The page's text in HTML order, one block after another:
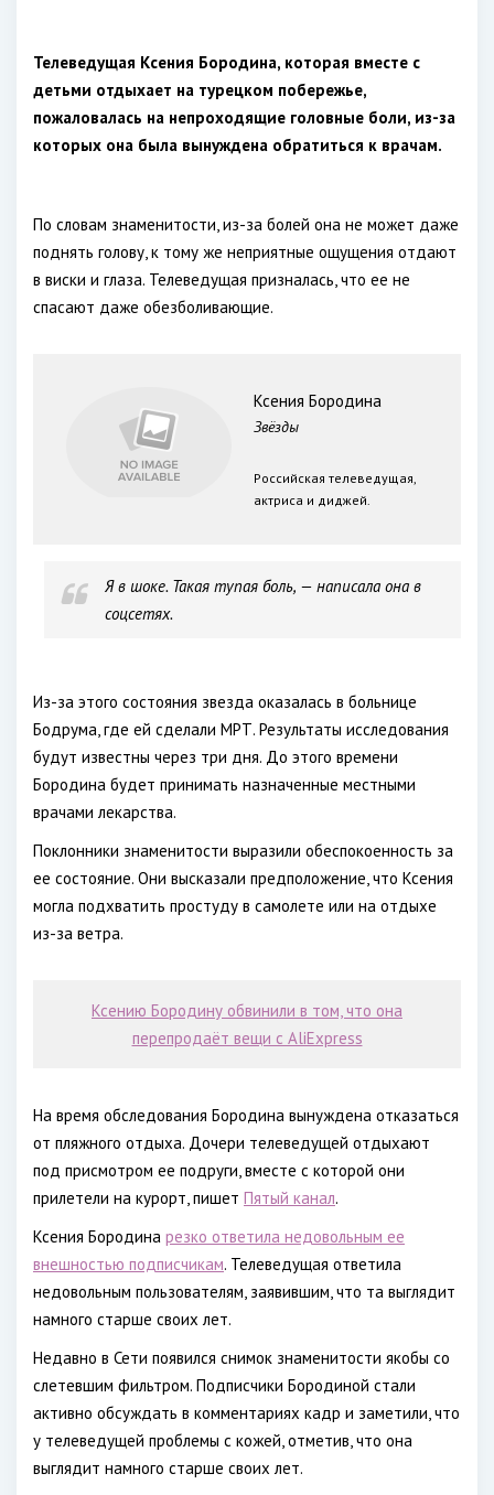
Телеведущая Ксения Бородина, которая вместе с
детьми отдыхает на турецком побережье,
пожаловалась на непроходящие головные боли, из-за
которых она была вынуждена обратиться к врачам.
По словам знаменитости, из-за болей она не может даже
поднять голову, к тому же неприятные ощущения отдают
в виски и глаза. Телеведущая призналась, что ее не
спасают даже обезболивающие.
Ксения Бородина
Звёзды
Российская телеведущая,
актриса и диджей.
Я в шоке. Такая тупая боль, — написала она в
соцсетях.
Из-за этого состояния звезда оказалась в больнице
Бодрума, где ей сделали МРТ. Результаты исследования
будут известны через три дня. До этого времени
Бородина будет принимать назначенные местными
врачами лекарства.
Поклонники знаменитости выразили обеспокоенность за
ее состояние. Они высказали предположение, что Ксения
могла подхватить простуду в самолете или на отдыхе
из-за ветра.
Ксению Бородину обвинили в том, что она
перепродаёт вещи с AliExpress
На время обследования Бородина вынуждена отказаться
от пляжного отдыха. Дочери телеведущей отдыхают
под присмотром ее подруги, вместе с которой они
прилетели на курорт, пишет Пятый канал.
Ксения Бородина резко ответила недовольным ее
внешностью подписчикам. Телеведущая ответила
недовольным пользователям, заявившим, что та выглядит
намного старше своих лет.
Недавно в Сети появился снимок знаменитости якобы со
слетевшим фильтром. Подписчики Бородиной стали
активно обсуждать в комментариях кадр и заметили, что
у телеведущей проблемы с кожей, отметив, что она
выглядит намного старше своих лет.